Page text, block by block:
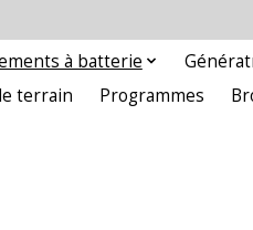
à batterie
terrain Programmes